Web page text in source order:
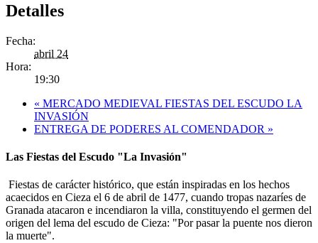
Detalles
Fecha:
abril 24
Hora:
19:30
« MERCADO MEDIEVAL FIESTAS DEL ESCUDO LA
INVASIÓN
ENTREGA DE PODERES AL COMENDADOR »
Las Fiestas del Escudo "La Invasión"
Fiestas de carácter histórico, que están inspiradas en los hechos
acaecidos en Cieza el 6 de abril de 1477, cuando tropas nazaríes de
Granada atacaron e incendiaron la villa, constituyendo el germen del
origen del lema del escudo de Cieza: "Por pasar la puente nos dieron
la muerte".